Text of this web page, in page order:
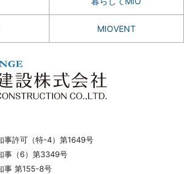
MIOVENT
事許可（特-4）第1649号
事（6）第3349号
事 第155-8号